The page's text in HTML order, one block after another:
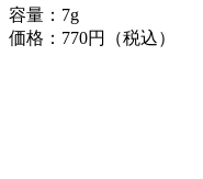
容量：7g
価格：770円（税込）